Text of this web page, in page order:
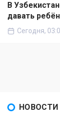
В
давать
Сегодня,